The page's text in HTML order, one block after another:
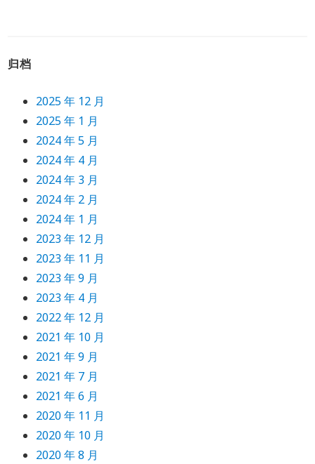
归档
2025 年 12 月
2025 年 1 月
2024 年 5 月
2024 年 4 月
2024 年 3 月
2024 年 2 月
2024 年 1 月
2023 年 12 月
2023 年 11 月
2023 年 9 月
2023 年 4 月
2022 年 12 月
2021 年 10 月
2021 年 9 月
2021 年 7 月
2021 年 6 月
2020 年 11 月
2020 年 10 月
2020 年 8 月